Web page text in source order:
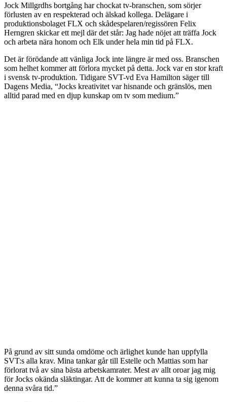
Jock Millgrdhs bortgång har chockat tv-branschen, som sörjer
förlusten av en respekterad och älskad kollega. Delägare i
produktionsbolaget FLX och skådespelaren/regissören Felix
Herngren skickar ett mejl där det står: Jag hade nöjet att träffa Jock
och arbeta nära honom och Elk under hela min tid på FLX.
Det är förödande att vänliga Jock inte längre är med oss. Branschen
som helhet kommer att förlora mycket på detta. Jock var en stor kraft
i svensk tv-produktion. Tidigare SVT-vd Eva Hamilton säger till
Dagens Media, “Jocks kreativitet var hisnande och gränslös, men
alltid parad med en djup kunskap om tv som medium.”
På grund av sitt sunda omdöme och ärlighet kunde han uppfylla
SVT:s alla krav. Mina tankar går till Estelle och Mattias som har
förlorat två av sina bästa arbetskamrater. Mest av allt oroar jag mig
för Jocks okända släktingar. Att de kommer att kunna ta sig igenom
denna svåra tid.”